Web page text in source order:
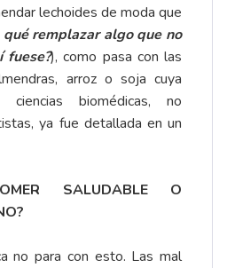
lechoides de moda que
qué remplazar algo que no
fuese?), como pasa con las
arroz o soja cuya
biomédicas, no
ya fue detallada en un
SALUDABLE O
no para con esto. Las mal